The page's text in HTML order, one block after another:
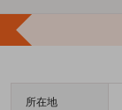
所在地